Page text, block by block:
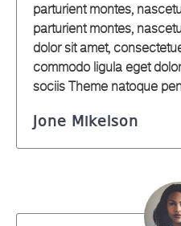
parturient montes,
parturient montes,
dolor sit amet,
commodo ligula eget
sociis Theme natoque
Jone Mikelson